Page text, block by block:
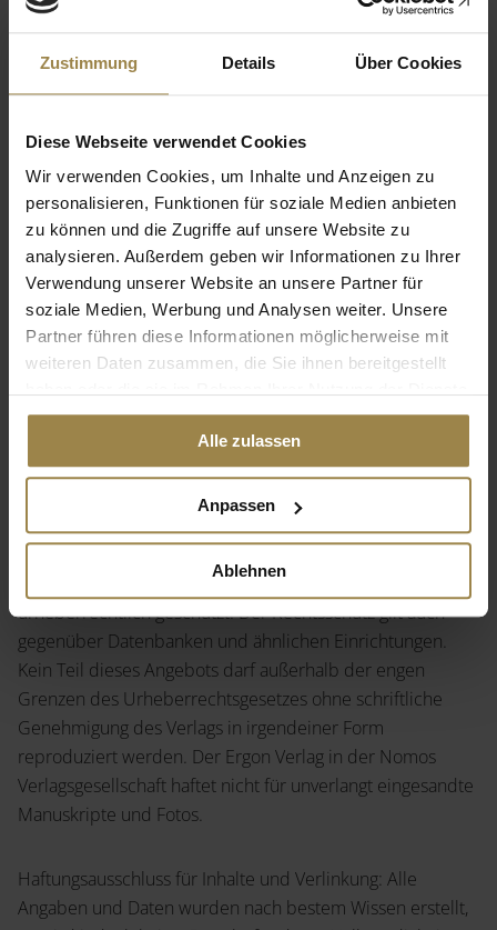
Zustimmung Details Über Cookies
Diese Webseite verwendet Cookies
Wir verwenden Cookies, um Inhalte und Anzeigen zu
personalisieren, Funktionen für soziale Medien anbieten
zu können und die Zugriffe auf unsere Website zu
analysieren. Außerdem geben wir Informationen zu Ihrer
Verwendung unserer Website an unsere Partner für
soziale Medien, Werbung und Analysen weiter. Unsere
Partner führen diese Informationen möglicherweise mit
weiteren Daten zusammen, die Sie ihnen bereitgestellt
gesammelt haben.
Alle zulassen
Anpassen
Ablehnen
Email: a.schlemmer@nomos.de
Plattform der EU zur außergerichtlichen Online-
Streitbeilegung.
Verbraucherstreitbeilegung
Der Ergon Verlag in der Nomos Verlagsgesellschaft mbH &
Co. KG ist weder gesetzlich verpflichtet noch bereit, an
Verbraucherschlichtungsstelle gemäß VSBG teilzunehmen
Urheber- und Verlagsrechte:
Alle in diesem Angebot veröffentlichten Beiträge sind
urheberrechtlich geschützt. Der Rechtsschutz gilt auch
gegenüber Datenbanken und ähnlichen Einrichtungen.
Kein Teil dieses Angebots darf außerhalb der engen
Grenzen des Urheberrechtsgesetzes ohne schriftliche
Genehmigung des Verlags in irgendeiner Form
reproduziert werden. Der Ergon Verlag in der Nomos
Verlagsgesellschaft haftet nicht für unverlangt eingesandte
Manuskripte und Fotos.
Haftungsausschluss für Inhalte und Verlinkung: Alle
Angaben und Daten wurden nach bestem Wissen erstellt,